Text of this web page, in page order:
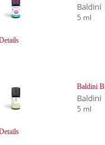
Baldini
5 ml
Baldini
Baldini
5 ml